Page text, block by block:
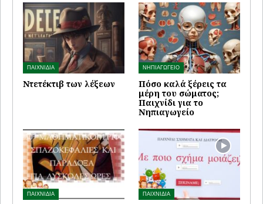
ΠΑΙΧΝΙΔΙΑ
Ντετέκτιβ των λέξεων
ΝΗΠΙΑΓΩΓΕΙΟ
Πόσο καλά ξέρεις τα
μέρη του σώματος;
Παιχνίδι για το
Νηπιαγωγείο
ΠΑΙΧΝΙΔΙΑ ΠΑΙΧΝΙΔΙΑ